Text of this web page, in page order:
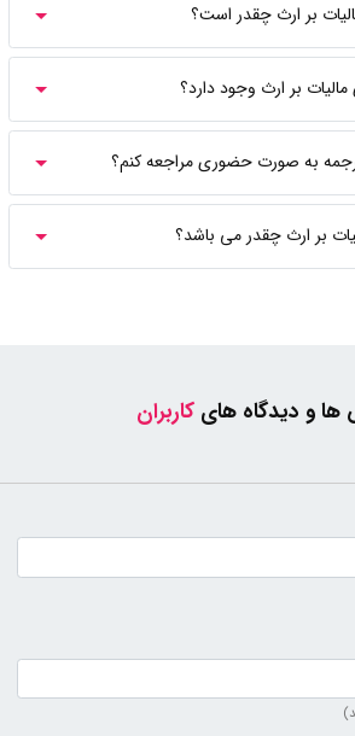
بر ارث چقدر است؟
بر ارث وجود دارد؟
به صورت حضوری مراجعه کنم؟
بر ارث چقدر می باشد؟
و دیدگاه هایکاربران